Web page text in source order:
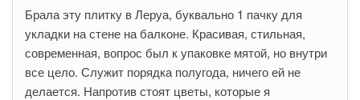
Брала эту плитку в Леруа, буквально 1 пачку для
укладки на стене на балконе. Красивая, стильная,
современная, вопрос был к упаковке мятой, но внутри
все цело. Служит порядка полугода, ничего ей не
делается. Напротив стоят цветы, которые я